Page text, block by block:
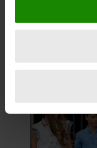
Informatie
locatie, die tot
scannen op
verwerkt en stel
intrekken in de
We gebruiken